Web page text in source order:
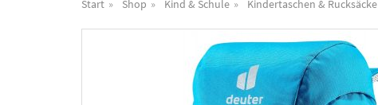
Start Shop Kind & Schule Kindertaschen & Rucksäcke